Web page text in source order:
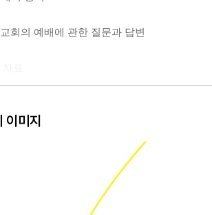
회의 예배에 관한 질문과 답변
이미지